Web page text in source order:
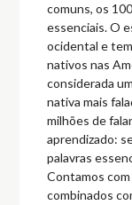
comuns, os
essenciais. O
ocidental e
nativos nas
considerada
nativa mais
milhões de
aprendizado:
palavras
Contamos
combinados